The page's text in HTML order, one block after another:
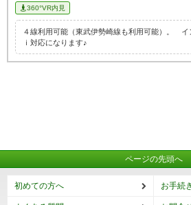
360°VR内見
４線利用可能（東武伊勢崎線も利用可能）。 イ
ｉ対応になります♪
ページの先頭へ
初めての方へ お手続